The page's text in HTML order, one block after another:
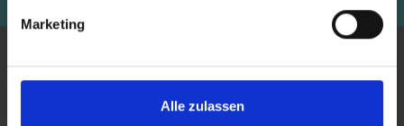
Marketing
Alle zulassen
fantastischen Garnenthusiasten Garn zu schicken. Ein